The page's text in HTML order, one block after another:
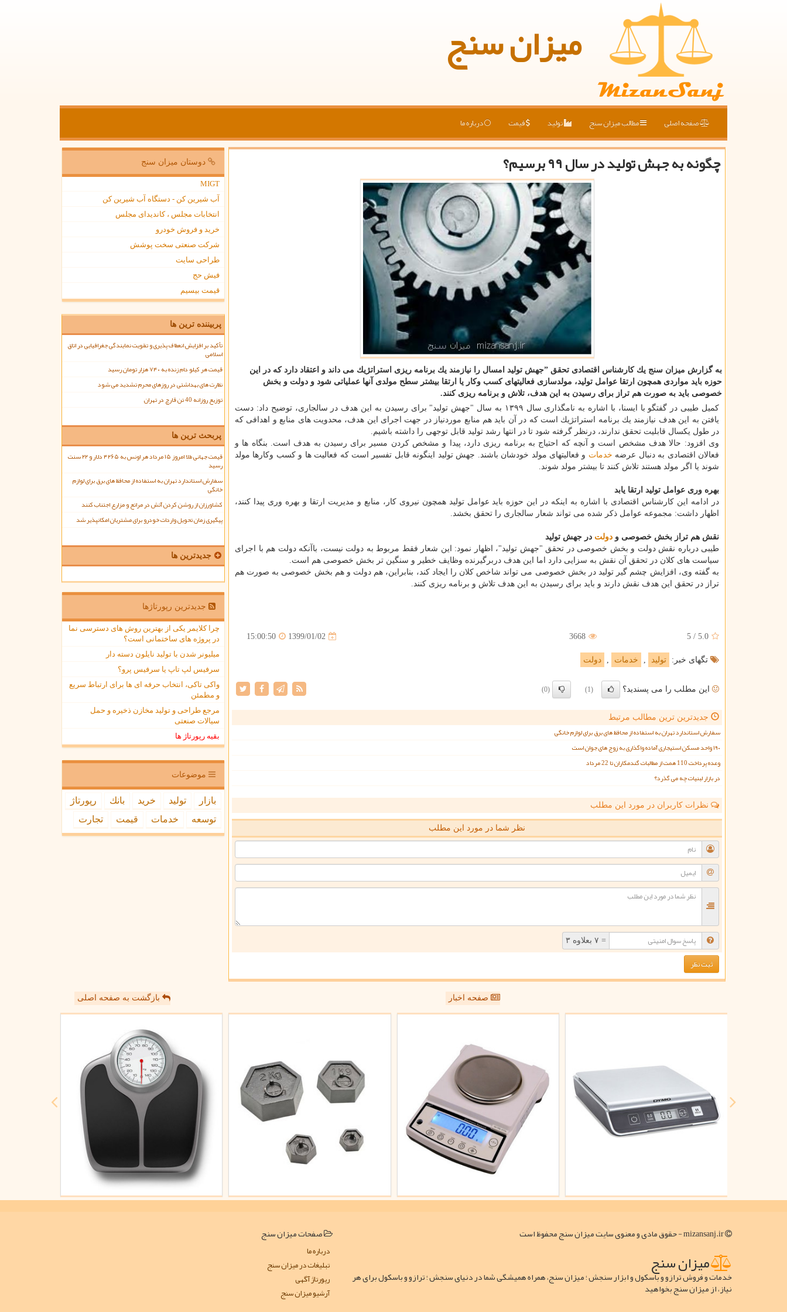
میزان سنج
صفحه اصلی مطالب میزان سنج تولید قیمت درباره ما
چگونه به جهش تولید در سال ۹۹ برسیم؟
به گزارش میزان سنج یك كارشناس اقتصادی تحقق ˮجهش تولید امسال را نیازمند یك برنامه ریزی استراتژیك می داند و اعتقاد دارد كه در این
حوزه باید مواردی همچون ارتقا عوامل تولید، مولدسازی فعالیتهای كسب وكار یا ارتقا بیشتر سطح مولدی آنها عملیاتی شود و دولت و بخش
خصوصی باید به صورت هم تراز برای رسیدن به این هدف، تلاش و برنامه ریزی كنند.
كمیل طیبی در گفتگو با ایسنا، با اشاره به نامگذاری سال ۱۳۹۹ به سال "جهش تولید" برای رسیدن به این هدف در سالجاری، توضیح داد: دست
یافتن به این هدف نیازمند یك برنامه استراتژیك است كه در آن باید هم منابع موردنیاز در جهت اجرای این هدف، محدویت های منابع و اهدافی كه
در طول یكسال قابلیت تحقق ندارند، درنظر گرفته شود تا در انتها رشد تولید قابل توجهی را داشته باشیم.
وی افزود: حالا هدف مشخص است و آنچه كه احتیاج به برنامه ریزی دارد، پیدا و مشخص كردن مسیر برای رسیدن به هدف است. بنگاه ها و
فعالان اقتصادی به دنبال عرضه خدمات و فعالیتهای مولد خودشان باشند. جهش تولید اینگونه قابل تفسیر است كه فعالیت ها و كسب وكارها مولد
شوند یا اگر مولد هستند تلاش كنند تا بیشتر مولد شوند.
بهره وری عوامل تولید ارتقا یابد
در ادامه این كارشناس اقتصادی با اشاره به اینكه در این حوزه باید عوامل تولید همچون نیروی كار، منابع و مدیریت ارتقا و بهره وری پیدا كنند،
اظهار داشت: مجموعه عوامل ذكر شده می تواند شعار سالجاری را تحقق بخشد.
نقش هم تراز بخش خصوصی و دولت در جهش تولید
طیبی درباره نقش دولت و بخش خصوصی در تحقق "جهش تولید"، اظهار نمود: این شعار فقط مربوط به دولت نیست، باآنكه دولت هم با اجرای
سیاست های كلان در تحقق آن نقش به سزایی دارد اما این هدف دربرگیرنده وظایف خطیر و سنگین تر بخش خصوصی هم است.
به گفته وی، افزایش چشم گیر تولید در بخش خصوصی می تواند شاخص كلان را ایجاد كند، بنابراین، هم دولت و هم بخش خصوصی به صورت هم
تراز در تحقق این هدف نقش دارند و باید برای رسیدن به این هدف تلاش و برنامه ریزی كنند.
5.0
/
5
3668
1399/01/02
15:00:50
تگهای خبر: تولید , خدمات , دولت
این مطلب را می پسندید؟ (1)
(0)
جدیدترین ترین مطالب مرتبط
سفارش استاندارد تهران به استفاده از محافظ های برق برای لوازم خانگی
۱۹۰ واحد مسکن استیجاری آماده واگذاری به زوج های جوان است
وعده پرداخت 110 همت از مطالبات گندمکاران تا 22 مرداد
در بازار لبنیات چه می گذرد؟
نظرات کاربران در مورد این مطلب
نظر شما در مورد این مطلب
= ۷ بعلاوه ۳
دوستان میزان سنج
MIGT
آب شیرین کن - دستگاه آب شیرین کن
انتخابات مجلس ، کاندیدای مجلس
خرید و فروش خودرو
شرکت صنعتی سخت پوشش
طراحی سایت
فیش حج
قیمت بیسیم
پربیننده ترین ها
تأکید بر افزایش انعطاف پذیری و تقویت نمایندگی جغرافیایی در اتاق
اسلامی
قیمت هر کیلو دام زنده به ۷۴۰ هزار تومان رسید
نظارت های بهداشتی در روزهای محرم تشدید می شود
توزیع روزانه 40 تن قارچ در تهران
پربحث ترین ها
قیمت جهانی طلا امروز ۱۵ مرداد هر اونس به ۴۲۶۵ دلار و ۲۲ سنت
رسید
سفارش استاندارد تهران به استفاده از محافظ های برق برای لوازم
خانگی
کشاورزان از روشن کردن آتش در مراتع و مزارع اجتناب کنند
پیگیری زمان تحویل واردات خودرو برای مشتریان امکانپذیر شد
جدیدترین ها
جدیدترین رپورتاژها
چرا کلایمر یکی از بهترین روش های دسترسی نما
در پروژه های ساختمانی است؟
میلیونر شدن با تولید نایلون دسته دار
سرفیس لپ تاپ یا سرفیس پرو؟
واکی تاکی، انتخاب حرفه ای ها برای ارتباط سریع
و مطمئن
مرجع طراحی و تولید مخازن ذخیره و حمل
سیالات صنعتی
بقیه رپورتاژ ها
موضوعات
بازار تولید خرید بانك
رپورتاژ
توسعه
خدمات قیمت تجارت
صفحه اخبار بازگشت به صفحه اصلی
میزان سنج
خدمات و فروش ترازو و باسکول و ابزار سنجش ؛ میزان سنج، همراه همیشگی شما در دنیای سنجش ؛ ترازو و باسکول برای هر
نیاز، از میزان سنج بخواهید
صفحات میزان سنج
درباره ما
تبلیغات در میزان سنج
رپورتاژ آگهی
آرشیو میزان سنج